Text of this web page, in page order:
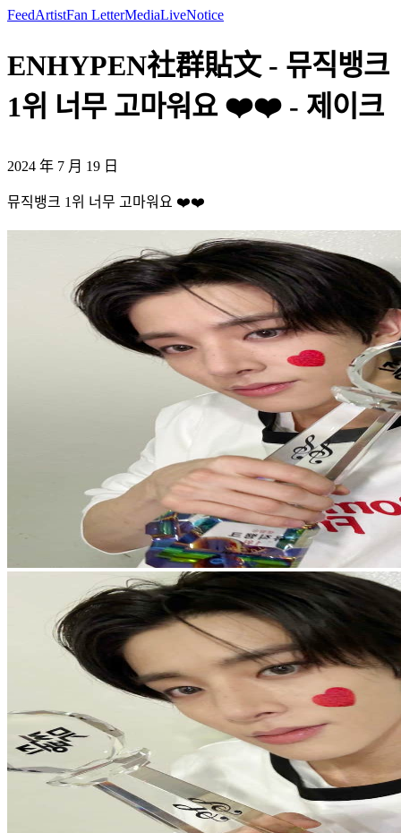
FeedArtistFan LetterMediaLiveNotice
ENHYPEN社群貼文 - 뮤직뱅크
1위 너무 고마워요 ❤️❤️ - 제이크
2024 年 7 月 19 日
뮤직뱅크 1위 너무 고마워요 ❤️❤️